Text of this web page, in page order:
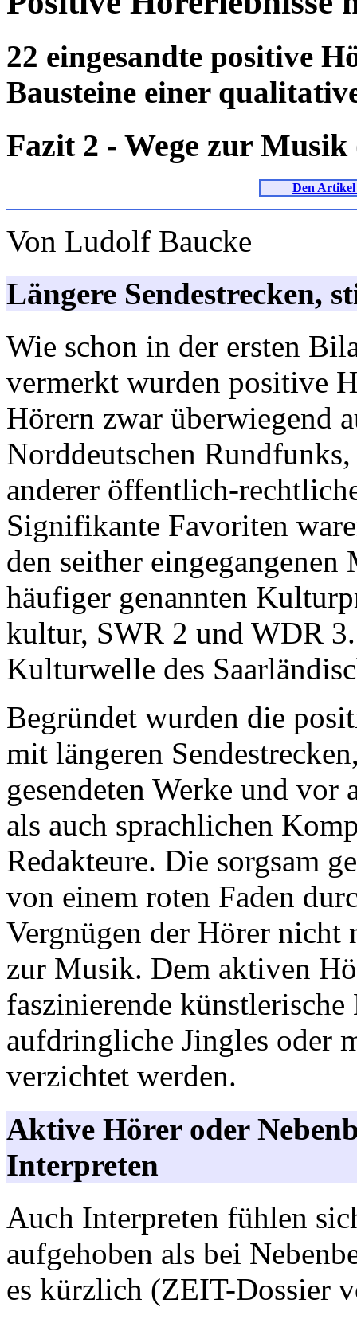
22 eingesandte positive
Bausteine einer
Fazit 2 - Wege zur
Den Artikel
Von Ludolf Baucke
Längere Sendestrecken,
Wie schon in der ersten
vermerkt wurden positive
Hörern zwar überwiegend
Norddeutschen
anderer öffentlich-
Signifikante Favoriten
den seither
häufiger genannten
kultur, SWR 2 und WDR
Kulturwelle des
Begründet wurden die
mit längeren
gesendeten Werke und
als auch sprachlichen
Redakteure. Die sorgsam
von einem roten Faden
Vergnügen der Hörer nicht
zur Musik. Dem aktiven
faszinierende
aufdringliche Jingles oder
verzichtet werden.
Aktive Hörer oder
Interpreten
Auch Interpreten fühlen
aufgehoben als bei
es kürzlich (ZEIT-Dossier